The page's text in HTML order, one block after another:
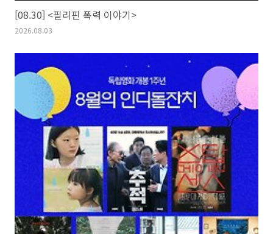
[08.30] <필리핀 폭력 이야기>
2026.08.03